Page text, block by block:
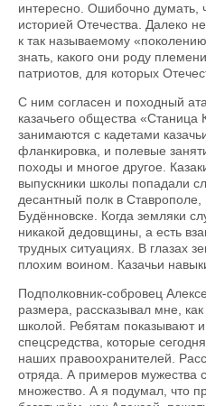
интересно. Ошибочно думать,
историей Отечества. Далеко
к так называемому
знать, какого они роду
патриотов, для которых
С ним согласен и походный
казачьего общества «Станица
занимаются с кадетами
фланкировка, и полевые
походы и многое другое.
выпускники школы попадали
десантный полк в Ставрополе,
Будённовске. Когда земляки
никакой дедовщины, а есть
трудных ситуациях. В глазах
плохим воином. Казачьи
Подполковник-собровец
размера, рассказывал мне,
школой. Ребятам показывают
спецсредства, которые
наших правоохранителей.
отряда. А примеров мужества
множество. А я подумал, что